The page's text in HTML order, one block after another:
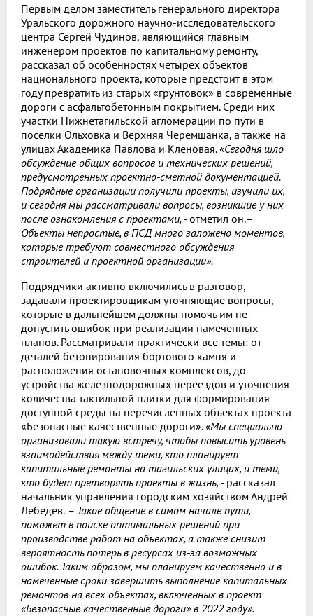
Первым делом заместитель генерального директора
Уральского дорожного научно-исследовательского
центра Сергей Чудинов, являющийся главным
инженером проектов по капитальному ремонту,
рассказал об особенностях четырех объектов
национального проекта, которые предстоит в этом
году превратить из старых «грунтовок» в современные
дороги с асфальтобетонным покрытием. Среди них
участки Нижнетагильской агломерации по пути в
поселки Ольховка и Верхняя Черемшанка, а также на
улицах Академика Павлова и Кленовая.«Сегодня шло
обсуждение общих вопросов и технических решений,
предусмотренных проектно-сметной документацией.
Подрядные организации получили проекты, изучили их,
и сегодня мы рассматривали вопросы, возникшие у них
после ознакомления с проектами, -отметил он.–
Объекты непростые, в ПСД много заложено моментов,
которые требуют совместного обсуждения
строителей и проектной организации».
Подрядчики активно включились в разговор,
задавали проектировщикам уточняющие вопросы,
которые в дальнейшем должны помочь им не
допустить ошибок при реализации намеченных
планов. Рассматривали практически все темы: от
деталей бетонирования бортового камня и
расположения остановочных комплексов, до
устройства железнодорожных переездов и уточнения
количества тактильной плитки для формирования
доступной среды на перечисленных объектах проекта
«Безопасные качественные дороги».«Мы специально
организовали такую встречу, чтобы повысить уровень
взаимодействия между теми, кто планирует
капитальные ремонты на тагильских улицах, и теми,
кто будет претворять проекты в жизнь, - рассказал
начальник управления городским хозяйством Андрей
Лебедев. – Такое общение в самом начале пути,
поможет в поиске оптимальных решений при
производстве работ на объектах, а также снизит
вероятность потерь в ресурсах из-за возможных
ошибок. Таким образом, мы планируем качественно и в
намеченные сроки завершить выполнение капитальных
ремонтов на всех объектах, включенных в проект
«Безопасные качественные дороги» в 2022 году».